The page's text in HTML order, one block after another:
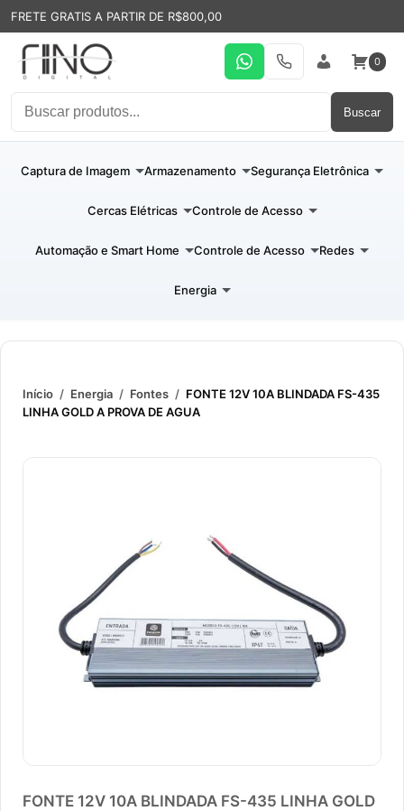
FRETE GRATIS A PARTIR DE R$800,00
Buscar
WhatsApp19 31994110
Entrar
0
Captura de Imagem Armazenamento Segurança Eletrônica
Cercas Elétricas Controle de Acesso
Automação e Smart Home Controle de Acesso Redes
Energia
Início / Energia / Fontes / FONTE 12V 10A BLINDADA FS-435
LINHA GOLD A PROVA DE AGUA
FONTE 12V 10A BLINDADA FS-435 LINHA GOLD